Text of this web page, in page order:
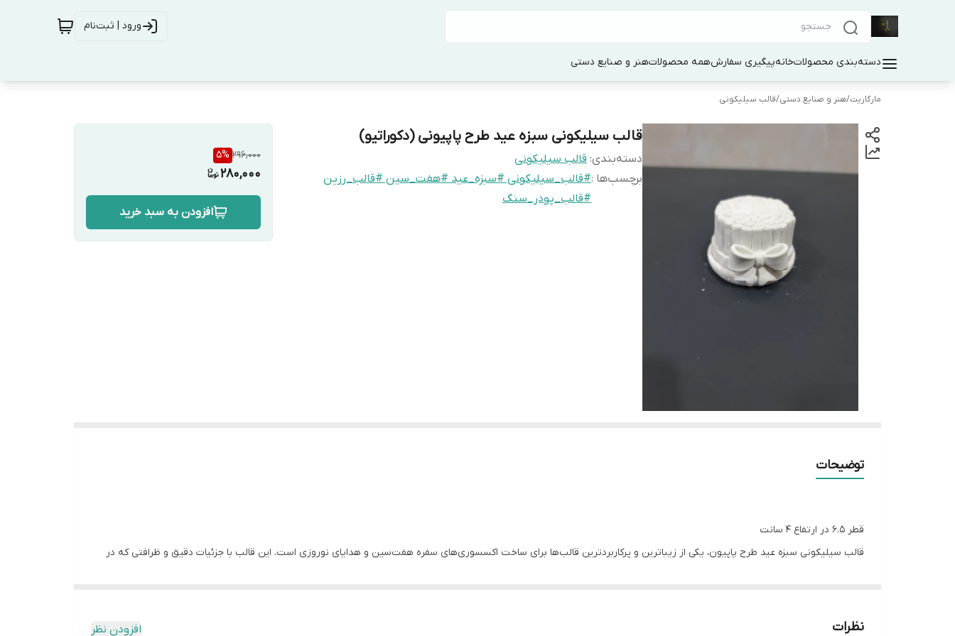
ورود | ثبت‌نام
دسته‌بندی محصولاتخانهپیگیری سفارشهمه محصولاتهنر و صنایع دستی
مارگاریت/هنر و صنایع دستی/قالب سیلیکونی
قالب سیلیکونی سبزه عید طرح پاپیونی (دکوراتیو)
دسته‌بندی: قالب سیلیکونی
برچسب‌ها :#قالب_سیلیکونی #سبزه_عید #هفت_سین #قالب_رزین
#قالب_پودر_سنگ
296,000
5%
280,000
افزودن به سبد خرید
توضیحات
قطر 6.5 در ارتفاع 4 سانت
قالب سیلیکونی سبزه عید طرح پاپیون، یکی از زیباترین و پرکاربردترین قالب‌ها برای ساخت اکسسوری‌های سفره هفت‌سین و هدایای نوروزی است. این قالب با جزئیات دقیق و ظرافتی که در
از این محصول می‌توانید برای ساخت یادبودهای عید نوروز، گیفت‌های تزیینی و یا دکوری‌های مینیمال استفاده کنید. سیلیکون به کار رفته در این قالب بسیار با دوام بوده و خروج قطعه از آن
نظرات افزودن نظر